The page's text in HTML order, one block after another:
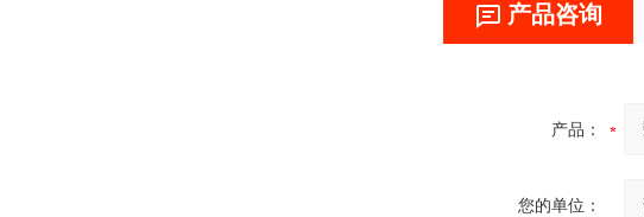
产品咨询
产品：
您的单位：